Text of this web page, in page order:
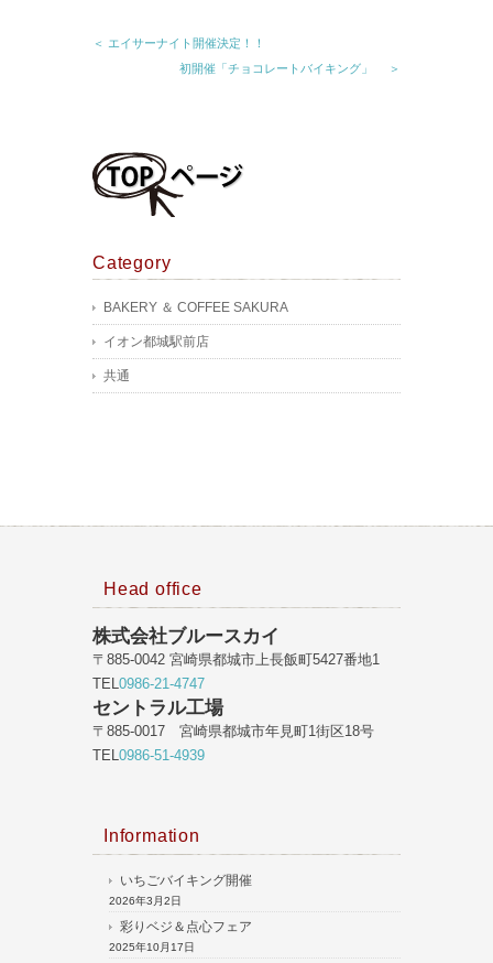
＜ エイサーナイト開催決定！！
初開催「チョコレートバイキング」 ＞
Category
BAKERY ＆ COFFEE SAKURA
イオン都城駅前店
共通
Head office
株式会社ブルースカイ
〒885-0042 宮崎県都城市上長飯町5427番地1
TEL 0986-21-4747
セントラル工場
〒885-0017 宮崎県都城市年見町1街区18号
TEL 0986-51-4939
Information
いちごバイキング開催
2026年3月2日
彩りベジ＆点心フェア
2025年10月17日